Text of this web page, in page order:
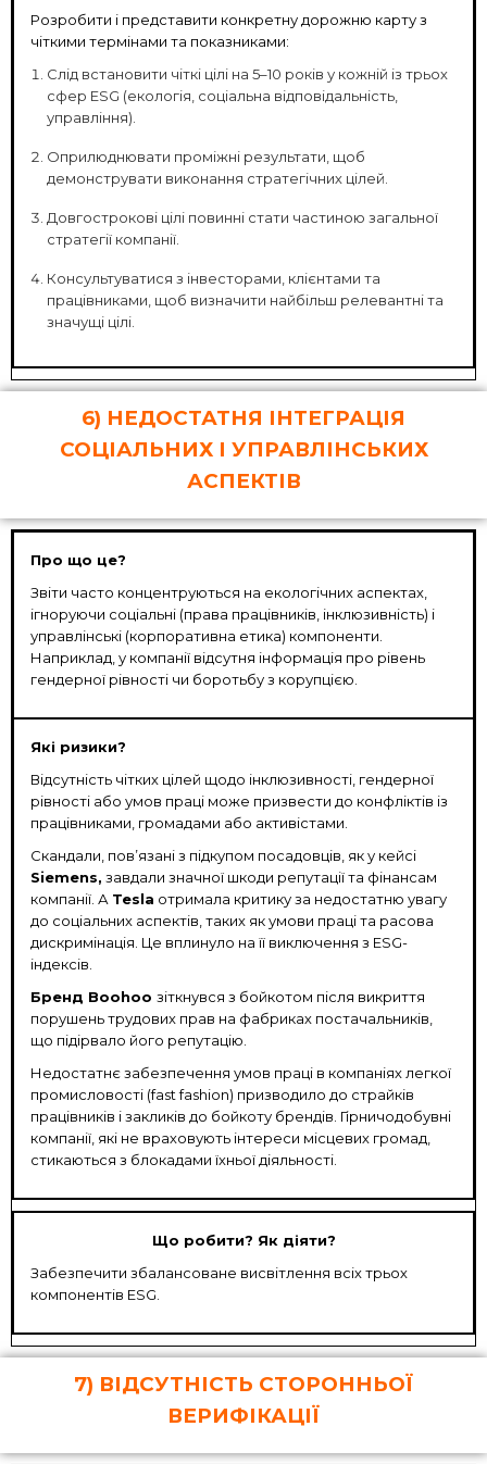
Розробити і представити конкретну дорожню карту з
чіткими термінами та показниками:
Слід встановити чіткі цілі на 5–10 років у кожній із трьох
сфер ESG (екологія, соціальна відповідальність,
управління).
Оприлюднювати проміжні результати, щоб
демонструвати виконання стратегічних цілей.
Довгострокові цілі повинні стати частиною загальної
стратегії компанії.
Консультуватися з інвесторами, клієнтами та
працівниками, щоб визначити найбільш релевантні та
значущі цілі.
6) НЕДОСТАТНЯ ІНТЕГРАЦІЯ
СОЦІАЛЬНИХ І УПРАВЛІНСЬКИХ
АСПЕКТІВ
Про що це?
Звіти часто концентруються на екологічних аспектах,
ігноруючи соціальні (права працівників, інклюзивність) і
управлінські (корпоративна етика) компоненти.
Наприклад, у компанії відсутня інформація про рівень
гендерної рівності чи боротьбу з корупцією.
Які ризики?
Відсутність чітких цілей щодо інклюзивності, гендерної
рівності або умов праці може призвести до конфліктів із
працівниками, громадами або активістами.
Скандали, пов’язані з підкупом посадовців, як у кейсі
Siemens, завдали значної шкоди репутації та фінансам
компанії. А Tesla отримала критику за недостатню увагу
до соціальних аспектів, таких як умови праці та расова
дискримінація. Це вплинуло на її виключення з ESG-
індексів.
Бренд Boohoo зіткнувся з бойкотом після викриття
порушень трудових прав на фабриках постачальників,
що підірвало його репутацію.
Недостатнє забезпечення умов праці в компаніях легкої
промисловості (fast fashion) призводило до страйків
працівників і закликів до бойкоту брендів. Гірничодобувні
компанії, які не враховують інтереси місцевих громад,
стикаються з блокадами їхньої діяльності.
Що робити? Як діяти?
Забезпечити збалансоване висвітлення всіх трьох
компонентів ESG.
7) ВІДСУТНІСТЬ СТОРОННЬОЇ
ВЕРИФІКАЦІЇ